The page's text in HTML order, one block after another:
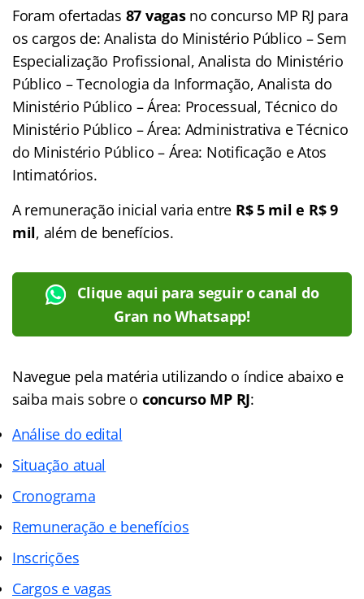
Foram ofertadas 87 vagas no concurso MP RJ para
os cargos de: Analista do Ministério Público – Sem
Especialização Profissional, Analista do Ministério
Público – Tecnologia da Informação, Analista do
Ministério Público – Área: Processual, Técnico do
Ministério Público – Área: Administrativa e Técnico
do Ministério Público – Área: Notificação e Atos
Intimatórios.
A remuneração inicial varia entre R$ 5 mil e R$ 9
mil, além de benefícios.
Clique aqui para seguir o canal do
Gran no Whatsapp!
Navegue pela matéria utilizando o índice abaixo e
saiba mais sobre o concurso MP RJ:
Análise do edital
Situação atual
Cronograma
Remuneração e benefícios
Inscrições
Cargos e vagas